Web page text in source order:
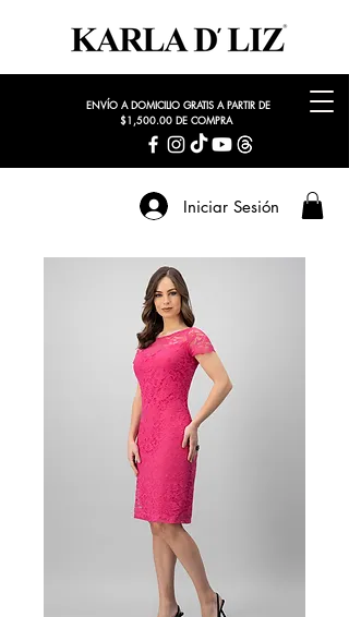
ENVÍO A DOMICILIO GRATIS A PARTIR DE
$1,500.00 DE COMPRA
Iniciar Sesión